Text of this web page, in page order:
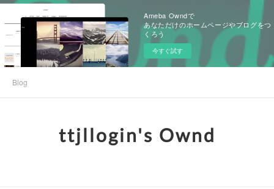
Ameba Owndで
あなただけのホームページやブログをつ
くろう
今すぐ試す
Blog
ttjllogin's Ownd